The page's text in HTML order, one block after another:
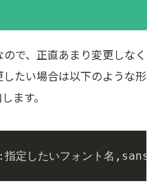
で、正直あまり変更しなく
たい場合は以下のような形
ます。
:指定したいフォント名